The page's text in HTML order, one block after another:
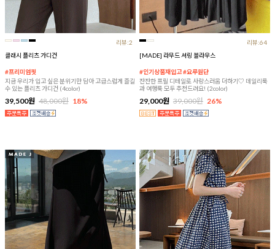
리뷰:2
클래시 플리츠 가디건
#프리미엄핏
지금 우리가 입고 싶은 분위기만 담아 고급스럽게 즐길
수 있는 플리츠 가디건 (4color)
39,500원 48,000원 18%
리뷰:64
[MADE] 라무드 셔링 블라우스
#인기상품재입고 #요루원단
잔잔한 프릴 디테일로 사랑스러움 더하기♡ 데일리룩
과 여행룩 모두 추천드려요! (2color)
29,000원 39,000원 26%